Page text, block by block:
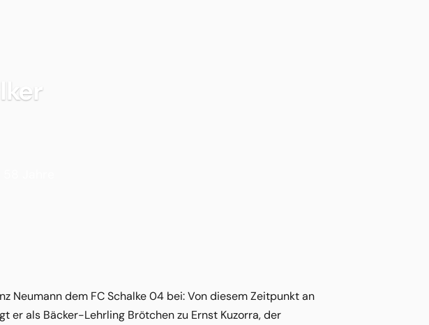
Neumann dem FC Schalke 04 bei: Von diesem Zeitpunkt an
als Bäcker-Lehrling Brötchen zu Ernst Kuzorra, der